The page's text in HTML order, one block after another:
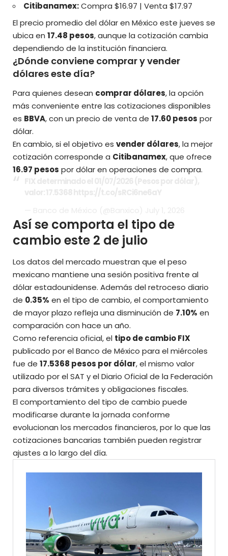
Citibanamex:Compra $16.97 | Venta $17.97
El precio promedio del dólar en México este jueves se
ubica en 17.48 pesos, aunque la cotización cambia
dependiendo de la institución financiera.
¿Dónde conviene comprar y vender
dólares este día?
Para quienes desean comprar dólares, la opción
más conveniente entre las cotizaciones disponibles
es BBVA, con un precio de venta de 17.60 pesos por
dólar.
En cambio, si el objetivo es vender dólares, la mejor
cotización corresponde a Citibanamex, que ofrece
16.97 pesos por dólar en operaciones de compra.
Así se comporta el tipo de
cambio este 2 de julio
Los datos del mercado muestran que el peso
mexicano mantiene una sesión positiva frente al
dólar estadounidense. Además del retroceso diario
de 0.35% en el tipo de cambio, el comportamiento
de mayor plazo refleja una disminución de 7.10% en
comparación con hace un año.
Como referencia oficial, el tipo de cambio FIX
publicado por el Banco de México para el miércoles
fue de 17.5368 pesos por dólar, el mismo valor
utilizado por el SAT y el Diario Oficial de la Federación
para diversos trámites y obligaciones fiscales.
El comportamiento del tipo de cambio puede
modificarse durante la jornada conforme
evolucionan los mercados financieros, por lo que las
cotizaciones bancarias también pueden registrar
ajustes a lo largo del día.